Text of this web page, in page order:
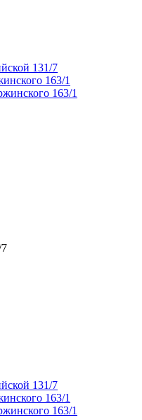
131/7
163/1
163/1
131/7
163/1
163/1